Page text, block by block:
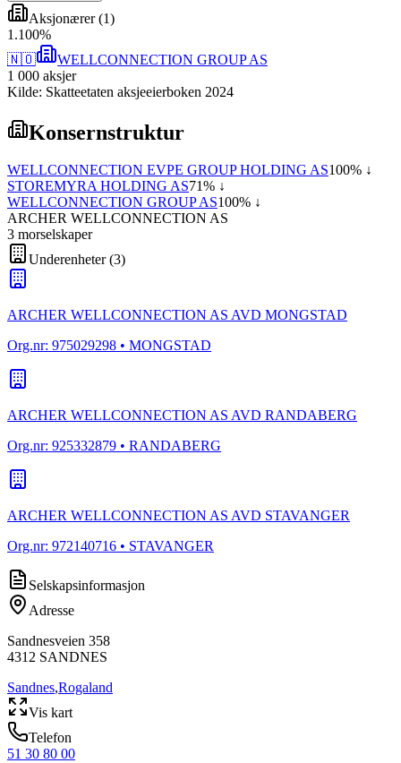
Aksjonærer(1)
1 .100%
🇳🇴
WELLCONNECTION GROUP AS
1 000 aksjer
Kilde: Skatteetaten aksjeeierboken 2024
Konsernstruktur
WELLCONNECTION EVPE GROUP HOLDING AS100% ↓
STOREMYRA HOLDING AS71% ↓
WELLCONNECTION GROUP AS100% ↓
ARCHER WELLCONNECTION AS
3 morselskaper
Underenheter(3)
ARCHER WELLCONNECTION AS AVD MONGSTAD
Org.nr: 975029298 • MONGSTAD
ARCHER WELLCONNECTION AS AVD RANDABERG
Org.nr: 925332879 • RANDABERG
ARCHER WELLCONNECTION AS AVD STAVANGER
Org.nr: 972140716 • STAVANGER
Selskapsinformasjon
Adresse
Sandnesveien 358
4312 SANDNES
Sandnes,Rogaland
Vis kart
Telefon
51 30 80 00